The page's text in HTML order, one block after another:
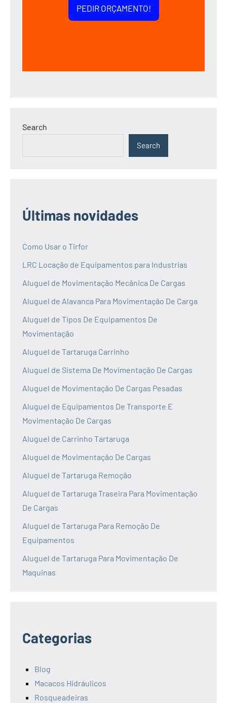
PEDIR ORÇAMENTO!
Search
Search
Últimas novidades
Como Usar o Tirfor
LRC Locação de Equipamentos para Industrias
Aluguel de Movimentação Mecânica De Cargas
Aluguel de Alavanca Para Movimentação De Carga
Aluguel de Tipos De Equipamentos De
Movimentação
Aluguel de Tartaruga Carrinho
Aluguel de Sistema De Movimentação De Cargas
Aluguel de Movimentação De Cargas Pesadas
Aluguel de Equipamentos De Transporte E
Movimentação De Cargas
Aluguel de Carrinho Tartaruga
Aluguel de Movimentação De Cargas
Aluguel de Tartaruga Remoção
Aluguel de Tartaruga Traseira Para Movimentação
De Cargas
Aluguel de Tartaruga Para Remoção De
Equipamentos
Aluguel de Tartaruga Para Movimentação De
Maquinas
Categorias
Blog
Macacos Hidráulicos
Rosqueadeiras